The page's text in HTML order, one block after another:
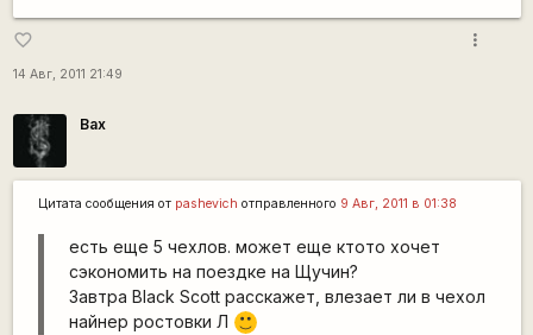
favorite_border
14 Авг, 2011 21:49
more_vert
Bax
Цитата сообщения от pashevich отправленного 9 Авг, 2011 в 01:38
есть еще 5 чехлов. может еще ктото хочет
сэкономить на поездке на Щучин?
Завтра Black Scott расскажет, влезает ли в чехол
найнер ростовки Л
:)